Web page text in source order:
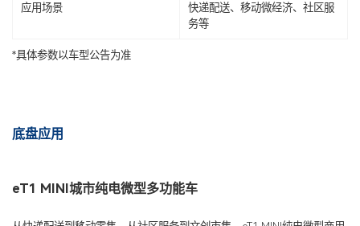
应用场景
快递配送、移动微经济、社区服
务等
*具体参数以车型公告为准
底盘应用
eT1 MINI城市纯电微型多功能车